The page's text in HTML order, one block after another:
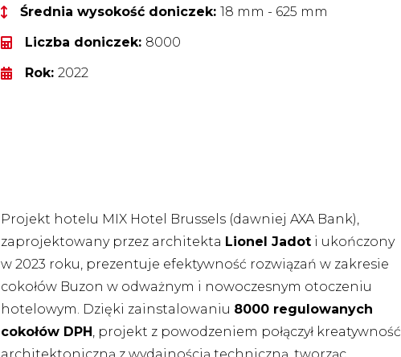
Średnia wysokość doniczek:18 mm - 625 mm
Liczba doniczek: 8000
Rok:2022
Projekt hotelu MIX Hotel Brussels (dawniej AXA Bank),
zaprojektowany przez architekta Lionel Jadot i ukończony
w 2023 roku, prezentuje efektywność rozwiązań w zakresie
cokołów Buzon w odważnym i nowoczesnym otoczeniu
hotelowym. Dzięki zainstalowaniu 8000 regulowanych
cokołów DPH, projekt z powodzeniem połączył kreatywność